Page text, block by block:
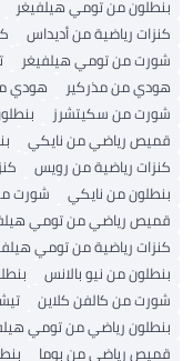
بنطلون من تومي هيلفيغر
كنزات رياضية من أديداس
شورت من تومي هيلفيغر
هودي من مذركير
هودي
شورت من سكيتشرز
قميص رياضي من نايكي
كنزات رياضية من رويس
بنطلون من نايكي
شورت
قميص رياضي من تومي
كنزات رياضية من تومي
بنطلون من نيو بالانس
شورت من كالفن كلاين
بنطلون رياضي من تومي
قميص رياضي من بوما